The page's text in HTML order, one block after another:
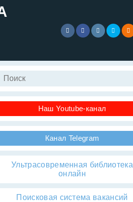
Наш Youtube-канал
Канал Telegram
Ультрасовременная библиотека
онлайн
Поисковая система вакансий